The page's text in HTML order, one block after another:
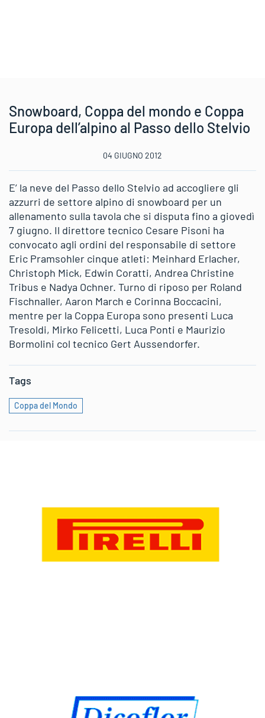
Snowboard, Coppa del mondo e Coppa
Europa dell’alpino al Passo dello Stelvio
04 GIUGNO 2012
E’ la neve del Passo dello Stelvio ad accogliere gli
azzurri de settore alpino di snowboard per un
allenamento sulla tavola che si disputa fino a giovedì
7 giugno. Il direttore tecnico Cesare Pisoni ha
convocato agli ordini del responsabile di settore
Eric Pramsohler cinque atleti: Meinhard Erlacher,
Christoph Mick, Edwin Coratti, Andrea Christine
Tribus e Nadya Ochner. Turno di riposo per Roland
Fischnaller, Aaron March e Corinna Boccacini,
mentre per la Coppa Europa sono presenti Luca
Tresoldi, Mirko Felicetti, Luca Ponti e Maurizio
Bormolini col tecnico Gert Aussendorfer.
Tags
Coppa del Mondo